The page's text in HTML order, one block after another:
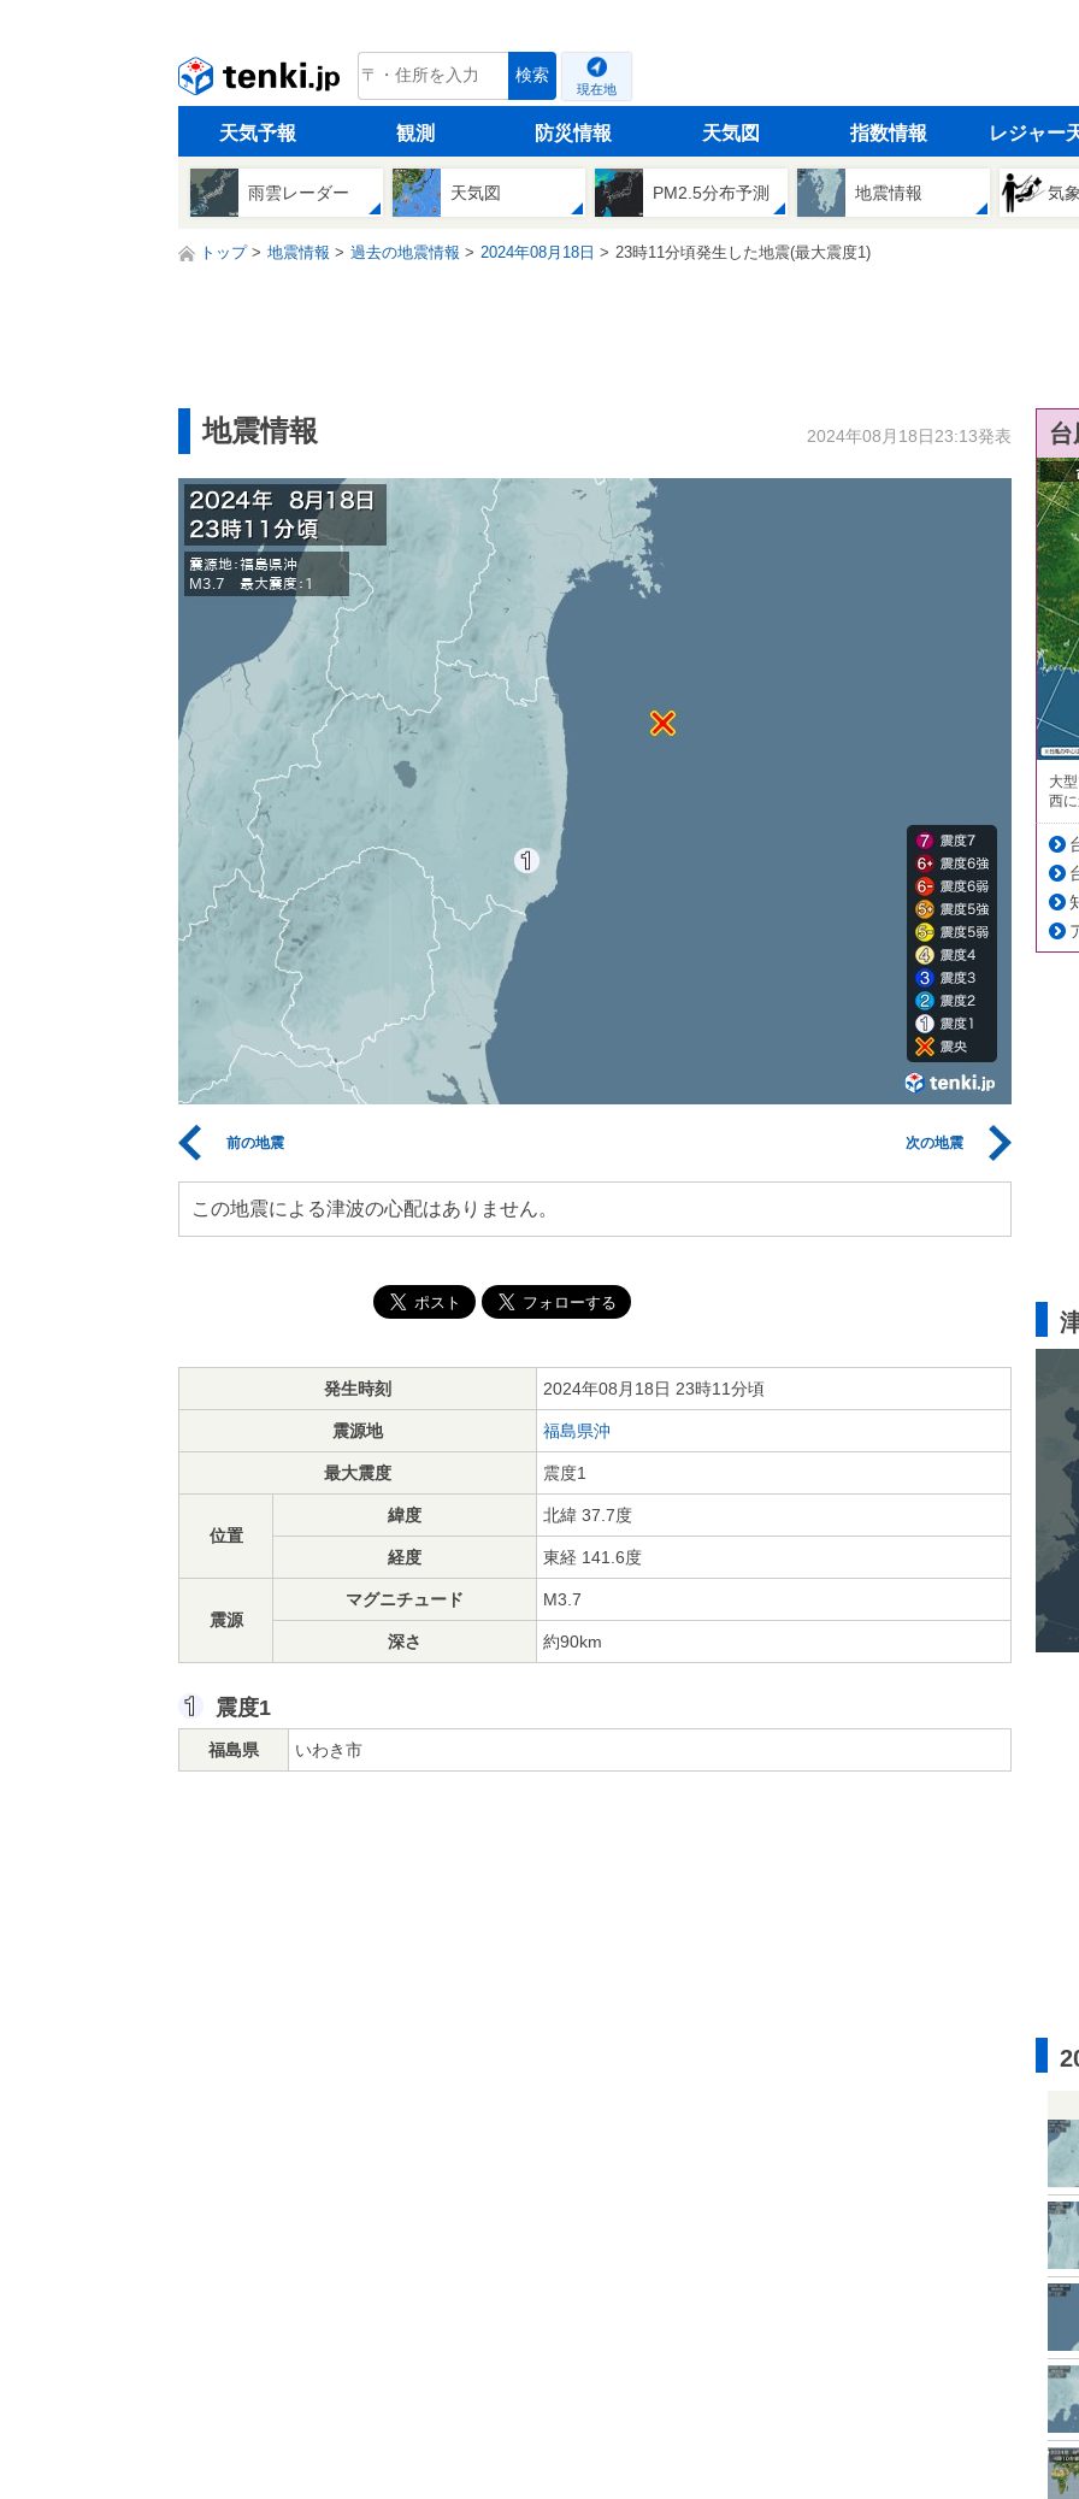
tenki.jp 検索
現在地
天気予報 観測 防災情報 天気図 指数情報 レジャー
雨雲レーダー 天気図 PM2.5分布予測 地震情報 気
トップ 地震情報 過去の地震情報 2024年08月18日 23時11分頃発生した地震(最大震度1)
地震情報 2024年08月18日23:13発表
前の地震 次の地震
この地震による津波の心配はありません。
発生時刻 2024年08月18日 23時11分頃
震源地 福島県沖
最大震度 震度1
位置
緯度 北緯 37.7度
経度 東経 141.6度
震源
マグニチュード M3.7
深さ 約90km
震度1
福島県 いわき市
大
西